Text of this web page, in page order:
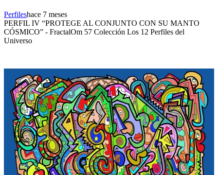
Perfileshace 7 meses
PERFIL IV “PROTEGE AL CONJUNTO CON SU MANTO
CÓSMICO” - FractalOm 57 Colección Los 12 Perfiles del
Universo